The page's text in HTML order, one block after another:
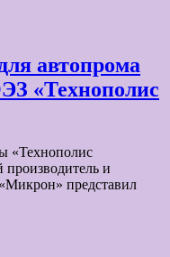
автопрома
«Технополис
«Технополис
и
представил